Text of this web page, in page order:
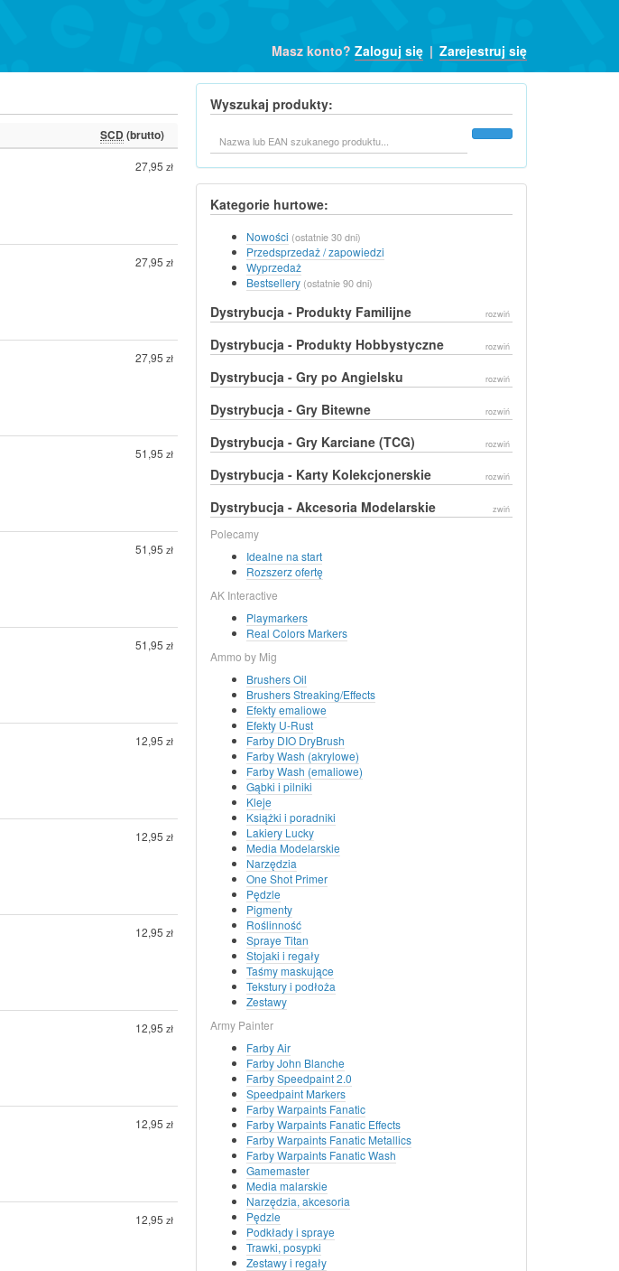
Masz konto? Zaloguj się | Zarejestruj się
SCD (brutto)
27,95 zł
27,95 zł
27,95 zł
51,95 zł
51,95 zł
51,95 zł
12,95 zł
12,95 zł
12,95 zł
12,95 zł
12,95 zł
12,95 zł
Wyszukaj produkty:
Kategorie hurtowe:
Nowości (ostatnie 30 dni)
Przedsprzedaż / zapowiedzi
Wyprzedaż
Bestsellery (ostatnie 90 dni)
Dystrybucja - Produkty Familijne rozwiń
Dystrybucja - Produkty Hobbystyczne rozwiń
Dystrybucja - Gry po Angielsku rozwiń
Dystrybucja - Gry Bitewne rozwiń
Dystrybucja - Gry Karciane (TCG) rozwiń
Dystrybucja - Karty Kolekcjonerskie rozwiń
Dystrybucja - Akcesoria Modelarskie zwiń
Polecamy
Idealne na start
Rozszerz ofertę
AK Interactive
Playmarkers
Real Colors Markers
Ammo by Mig
Brushers Oil
Brushers Streaking/Effects
Efekty emaliowe
Efekty U-Rust
Farby DIO DryBrush
Farby Wash (akrylowe)
Farby Wash (emaliowe)
Gąbki i pilniki
Kleje
Książki i poradniki
Lakiery Lucky
Media Modelarskie
Narzędzia
One Shot Primer
Pędzle
Pigmenty
Roślinność
Spraye Titan
Stojaki i regały
Taśmy maskujące
Tekstury i podłoża
Zestawy
Army Painter
Farby Air
Farby John Blanche
Farby Speedpaint 2.0
Speedpaint Markers
Farby Warpaints Fanatic
Farby Warpaints Fanatic Effects
Farby Warpaints Fanatic Metallics
Farby Warpaints Fanatic Wash
Gamemaster
Media malarskie
Narzędzia, akcesoria
Pędzle
Podkłady i spraye
Trawki, posypki
Zestawy i regały